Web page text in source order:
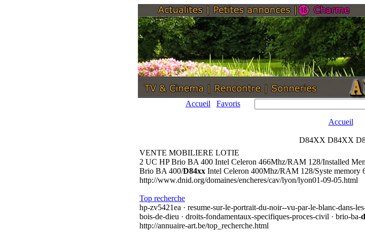
Accueil Favoris
Accueil
D84XX D84XX
VENTE MOBILIERE LOTIE
2 UC HP Brio BA 400 Intel Celeron 466Mhz/RAM 128/Installed
Brio BA 400/D84xx Intel Celeron 400Mhz/RAM 128/Syste memory
http://www.dnid.org/domaines/encheres/cav/lyon/lyon01-09-05.html
Top recherche
hp-zv5421ea · resume-sur-le-portrait-du-noir--vu-par-le-blanc-dans-
bois-de-dieu · droits-fondamentaux-specifiques-proces-civil · brio-ba-
http://annuaire-art.be/top_recherche.html